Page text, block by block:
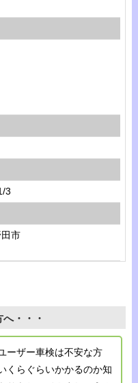
3
市
・・・
ーザー車検は不安な方
くらぐらいかかるのか知